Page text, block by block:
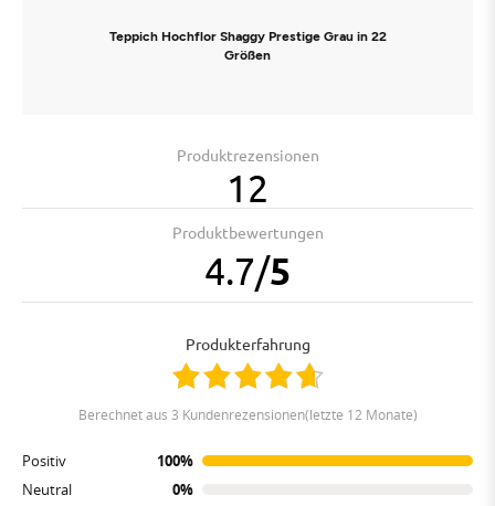
Teppich Hochflor Shaggy Prestige Grau in 22
Größen
Produktrezensionen
12
Produktbewertungen
4.7/5
Produkterfahrung
berechnet aus 3 Kundenrezensionen(letzte 12 Monate)
Positiv
100%
Neutral
0%